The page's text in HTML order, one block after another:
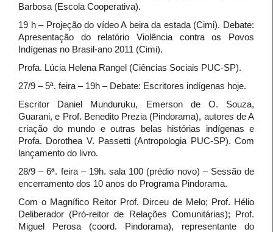
Barbosa (Escola Cooperativa).
19 h – Projeção do vídeo A beira da estada (Cimi). Debate:
Apresentação do relatório Violência contra os Povos
Indígenas no Brasil-ano 2011 (Cimi).
Profa. Lúcia Helena Rangel (Ciências Sociais PUC-SP).
27/9 – 5ª. feira – 19h – Debate: Escritores indígenas hoje.
Escritor Daniel Munduruku, Emerson de O. Souza,
Guarani, e Prof. Benedito Prezia (Pindorama), autores de A
criação do mundo e outras belas histórias indígenas e
Profa. Dorothea V. Passetti (Antropologia PUC-SP). Com
lançamento do livro.
28/9 – 6ª. feira – 19h. sala 100 (prédio novo) – Sessão de
encerramento dos 10 anos do Programa Pindorama.
Com o Magnífico Reitor Prof. Dirceu de Melo; Prof. Hélio
Deliberador (Pró-reitor de Relações Comunitárias); Prof.
Miguel Perosa (coord. Pindorama), representante do